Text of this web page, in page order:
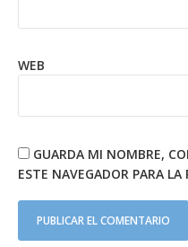
WEB
GUARDA MI NOMBRE,
ESTE NAVEGADOR PARA